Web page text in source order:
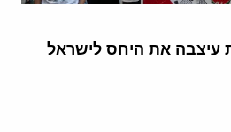
עיצבה את היחס לישראל